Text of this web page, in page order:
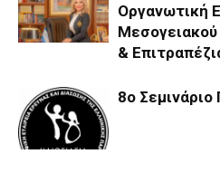
Οργανωτική
&
8ο